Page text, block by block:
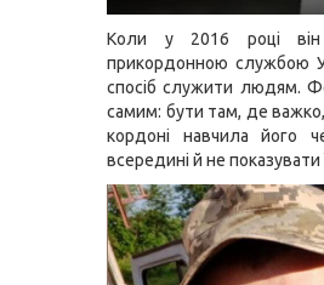
Коли у 2016 році він
прикордонною службою
спосіб служити людям.
самим: бути там, де
кордоні навчила його
всередині й не показувати